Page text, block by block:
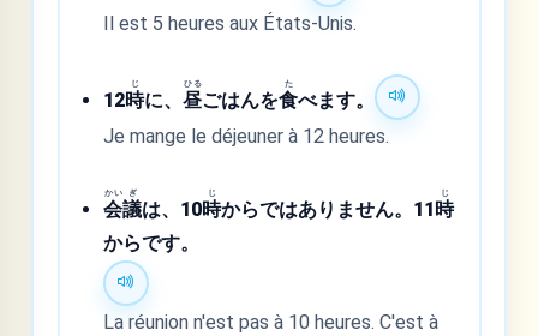
Il est 5 heures aux États-Unis.
12時
じ
に、昼
ひる
ごはんを食
た
べます。
Je mange le déjeuner à 12 heures.
会
かい
議
ぎ
は、10時
じ
からではありません。11時
じ
からです。
La réunion n'est pas à 10 heures. C'est à